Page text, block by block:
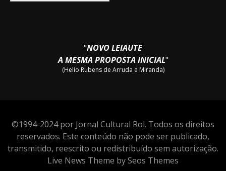
"NOVO LEIAUTE
A MESMA PROPOSTA INICIAL"
(Helio Rubens de Arruda e Miranda)
©1994-2024 por Jornal Cultural Rol. Todos os direitos
reservados. Este conteúdo não pode ser publicado,
transmitido, reescrito ou redistribuído sem autorização.
Live News Theme by Seos Themes